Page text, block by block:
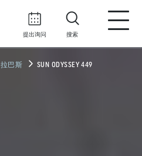
提出询问 搜索
拉巴斯 SUN ODYSSEY 449